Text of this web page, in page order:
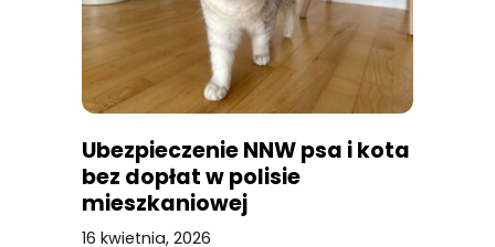
Ubezpieczenie NNW psa i kota
bez dopłat w polisie
mieszkaniowej
16 kwietnia, 2026